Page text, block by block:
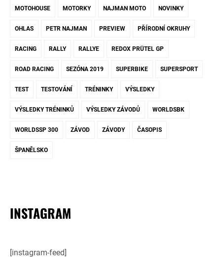
MOTOHOUSE MOTORKY NAJMAN MOTO NOVINKY
OHLAS PETR NAJMAN PREVIEW PŘÍRODNÍ OKRUHY
RACING RALLY RALLYE REDOX PRÜTEL GP
ROAD RACING SEZÓNA 2019 SUPERBIKE SUPERSPORT
TEST TESTOVÁNÍ TRÉNINKY VÝSLEDKY
VÝSLEDKY TRÉNINKŮ VÝSLEDKY ZÁVODŮ WORLDSBK
WORLDSSP 300 ZÁVOD ZÁVODY ČASOPIS
ŠPANĚLSKO
INSTAGRAM
[instagram-feed]